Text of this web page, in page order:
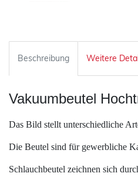
Beschreibung Weitere
Vakuumbeutel
Das Bild stellt unterschiedliche
Die Beutel sind für gewerbliche
Schlauchbeutel zeichnen sich